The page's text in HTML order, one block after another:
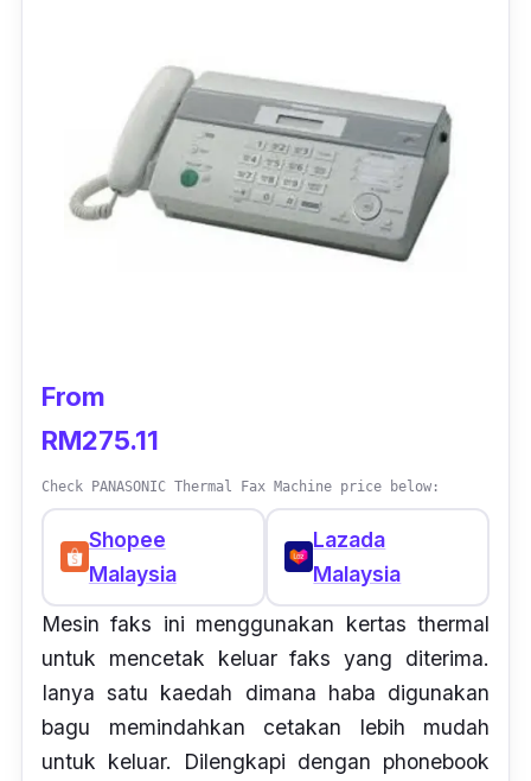
From
RM275.11
Check PANASONIC Thermal Fax Machine price below:
Shopee
Malaysia
Lazada
Malaysia
Mesin faks ini menggunakan kertas thermal
untuk mencetak keluar faks yang diterima.
Ianya satu kaedah dimana haba digunakan
bagu memindahkan cetakan lebih mudah
untuk keluar. Dilengkapi dengan phonebook